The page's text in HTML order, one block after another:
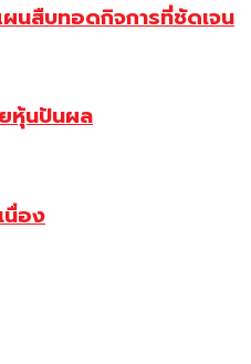
นสืบทอดกิจการที่ชัดเจน
หุ้นปันผล
นื่อง